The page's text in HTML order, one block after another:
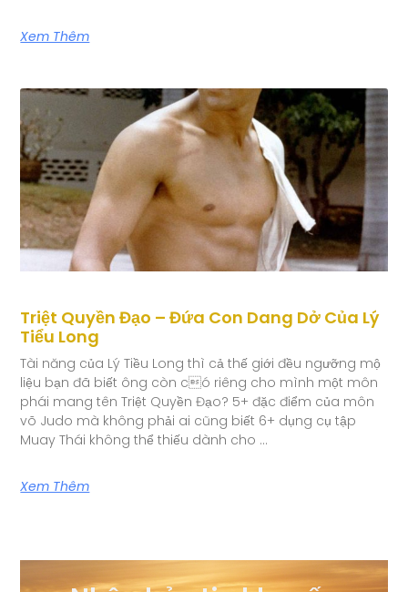
Xem Thêm
Triệt Quyền Đạo – Đứa Con Dang Dở Của Lý
Tiểu Long
Tài năng của Lý Tiều Long thì cả thế giới đều ngưỡng mộ
liệu bạn đã biết ông còn có riêng cho mình một môn
phái mang tên Triệt Quyền Đạo? 5+ đặc điểm của môn
võ Judo mà không phải ai cũng biết 6+ dụng cụ tập
Muay Thái không thể thiếu dành cho …
Xem Thêm